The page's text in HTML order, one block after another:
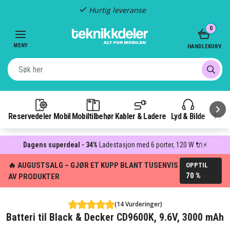
Hurtig leveranse
MENY
Reservedeler Mobil Mobiltilbehør Kabler & Ladere Lyd & Bilde
0
HANDLEKURV
Dagens superdeal - 34% Ladestasjon med 6 porter, 120 W 🔌⚡
🔥 AUGUSTSALG – GJØR ET KUPP BLANT TUSENVIS
AV PRODUKTER
OPPTIL
70 %
(14 Vurderinger)
Batteri til Black & Decker CD9600K, 9.6V, 3000 mAh